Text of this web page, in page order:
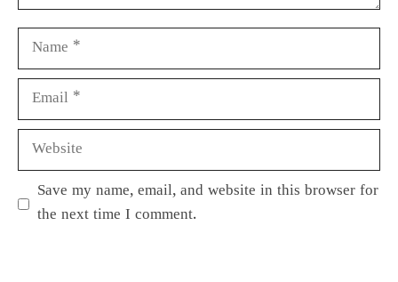
Save my name, email, and website in this browser for
the next time I comment.